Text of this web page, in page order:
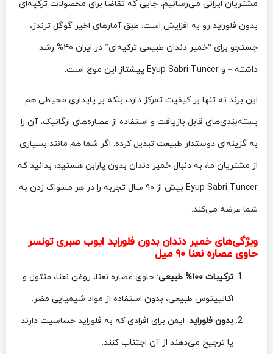
مشتریان ایرانی می‌رسانیم، جایی که تقاضا برای محصولات ترکیه‌ای
بدون فلوراید رو به افزایش است. طبق آمارهای اخیر گوگل ترندز،
جستجو برای “خمیر دندان طبیعی ترکیه‌ای” در ایران ۴۰% رشد
داشته – و Eyup Sabri Tuncer پیشتاز این موج است.
این برند نه تنها بر کیفیت تمرکز دارد، بلکه بر پایداری محیطی هم.
بسته‌بندی‌های قابل بازیافت و استفاده از عصاره‌های ارگانیک، آن را
به گزینه‌ای دوستدار طبیعت تبدیل کرده. اگر شما هم مانند بسیاری
از مشتریان ما، به دنبال خمیر دندان بدون پارابن هستید، بدانید که
Eyup Sabri Tuncer بیش از ۹۰ سال تجربه را در هر مسواک زدن به
شما عرضه می‌کند.
ویژگی‌های خمیر دندان بدون فلوراید ایوب صبری تونسر
حاوی عصاره نعنا ۹۰ میل
ترکیبات ۱۰۰% طبیعی
: حاوی عصاره نعنا، روغن نعنا، منتول و
اکالیپتوس طبیعی، بدون استفاده از مواد شیمیایی مضر.
بدون فلوراید: ایمن برای افرادی که به فلوراید حساسیت دارند
یا ترجیح می‌دهند از آن اجتناب کنند.